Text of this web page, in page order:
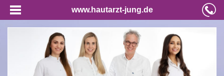
www.hautarzt-jung.de